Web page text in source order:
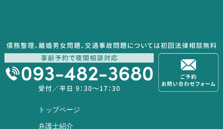
トップページ
弁護士紹介